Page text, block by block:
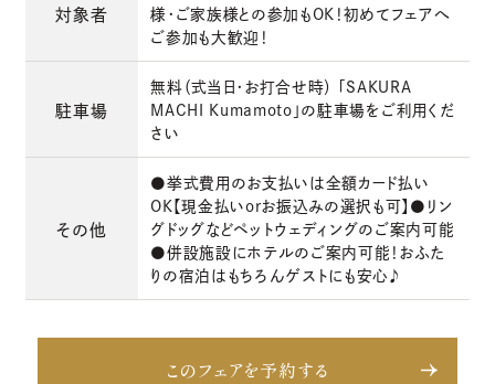
対象者
様・ご家族様との参加もOK！初めてフェアへ
ご参加も大歓迎！
駐車場
無料（式当日・お打合せ時） 「SAKURA
MACHI Kumamoto」の駐車場をご利用くだ
さい
その他
●挙式費用のお支払いは全額カード払い
OK【現金払いorお振込みの選択も可】●リン
グドッグなどペットウェディングのご案内可能
●併設施設にホテルのご案内可能！おふた
りの宿泊はもちろんゲストにも安心♪
このフェアを予約する